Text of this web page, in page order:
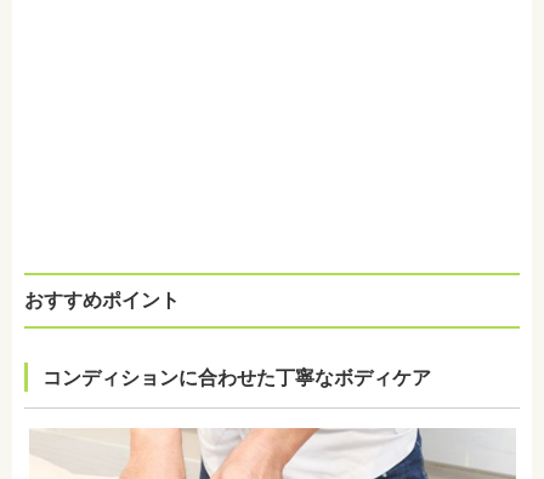
おすすめポイント
コンディションに合わせた丁寧なボディケア